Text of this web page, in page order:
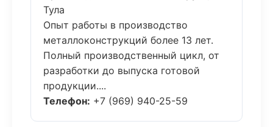
Тула
Опыт работы в производство
металлоконструкций более 13 лет.
Полный производственный цикл, от
разработки до выпуска готовой
продукции....
Телефон: +7 (969) 940-25-59